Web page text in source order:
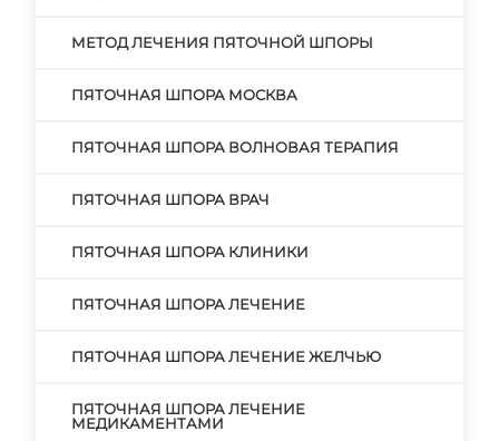
МЕТОД ЛЕЧЕНИЯ ПЯТОЧНОЙ ШПОРЫ
ПЯТОЧНАЯ ШПОРА МОСКВА
ПЯТОЧНАЯ ШПОРА ВОЛНОВАЯ ТЕРАПИЯ
ПЯТОЧНАЯ ШПОРА ВРАЧ
ПЯТОЧНАЯ ШПОРА КЛИНИКИ
ПЯТОЧНАЯ ШПОРА ЛЕЧЕНИЕ
ПЯТОЧНАЯ ШПОРА ЛЕЧЕНИЕ ЖЕЛЧЬЮ
ПЯТОЧНАЯ ШПОРА ЛЕЧЕНИЕ
МЕДИКАМЕНТАМИ